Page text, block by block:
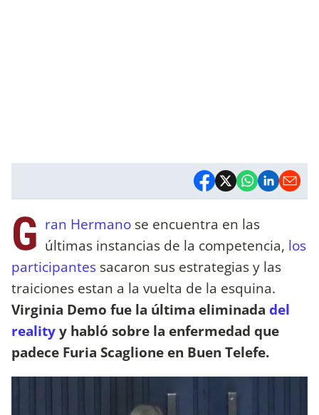
G ran Hermano se encuentra en las
últimas instancias de la competencia, los
participantes sacaron sus estrategias y las
traiciones estan a la vuelta de la esquina.
Virginia Demo fue la última eliminada del
realityy habló sobre la enfermedad que
padece Furia Scaglione en Buen Telefe.